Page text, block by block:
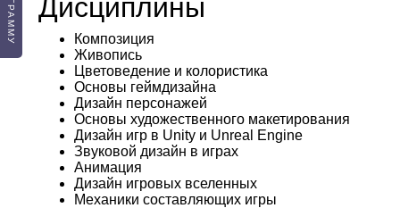
Дисциплины
Композиция
Живопись
Цветоведение и колористика
Основы геймдизайна
Дизайн персонажей
Основы художественного макетирования
Дизайн игр в Unity и Unreal Engine
Звуковой дизайн в играх
Анимация
Дизайн игровых вселенных
Механики составляющих игры